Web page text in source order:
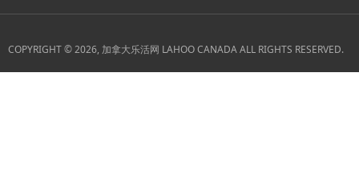
COPYRIGHT © 2026, 加拿大乐活网 LAHOO CANADA ALL RIGHTS RESERVED.